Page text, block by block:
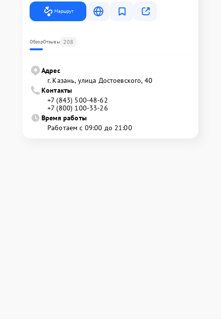
Маршрут
ОбзорОтзывы 208
Адрес
г. Казань, улица Достоевского, 40
Контакты
+7 (843) 500-48-62
+7 (800) 100-33-26
Время работы
Работаем с 09:00 до 21:00